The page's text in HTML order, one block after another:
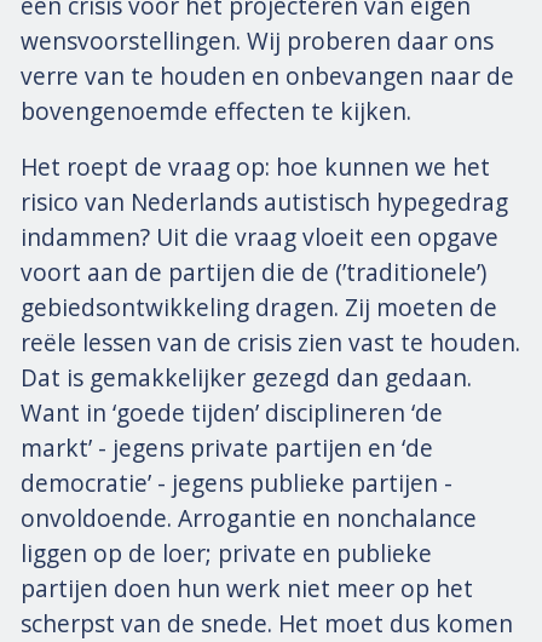
wensvoorstellingen. Wij proberen daar ons
verre van te houden en onbevangen naar de
bovengenoemde effecten te kijken.
Het roept de vraag op: hoe kunnen we het
risico van Nederlands autistisch hypegedrag
indammen? Uit die vraag vloeit een opgave
voort aan de partijen die de (’traditionele’)
gebiedsontwikkeling dragen. Zij moeten de
reële lessen van de crisis zien vast te houden.
Dat is gemakkelijker gezegd dan gedaan.
Want in ‘goede tijden’ disciplineren ‘de
markt’ - jegens private partijen en ‘de
democratie’ - jegens publieke partijen -
onvoldoende. Arrogantie en nonchalance
liggen op de loer; private en publieke
partijen doen hun werk niet meer op het
scherpst van de snede. Het moet dus komen